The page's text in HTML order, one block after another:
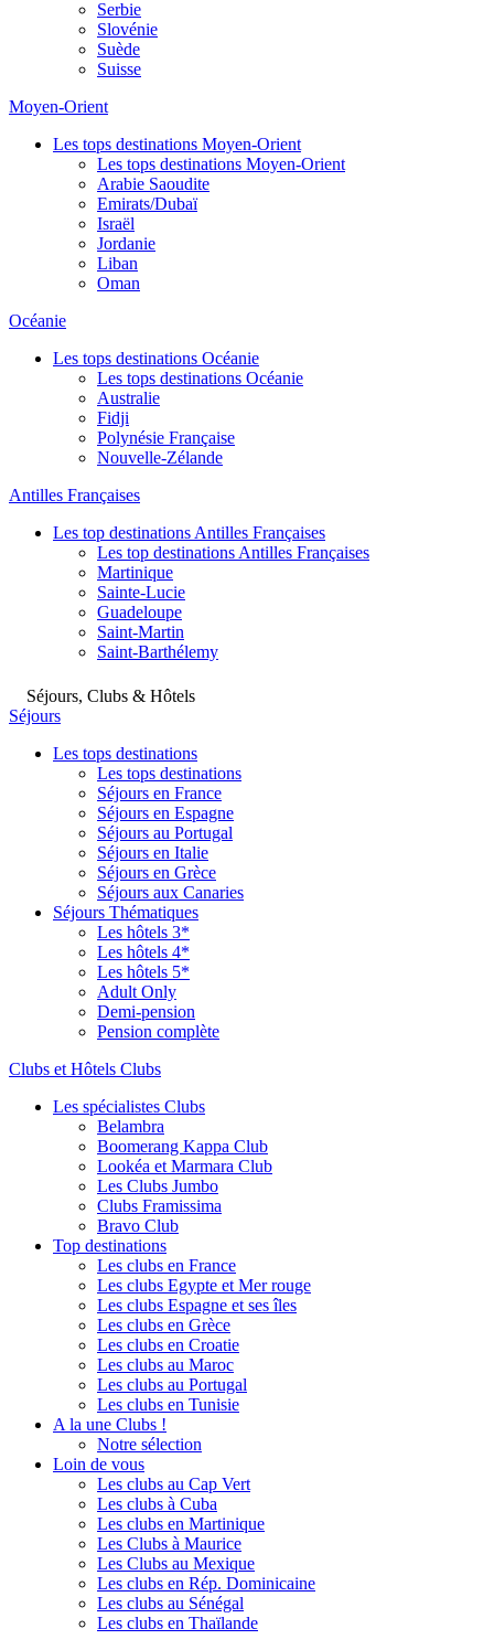
Serbie
Slovénie
Suède
Suisse
Moyen-Orient
Les tops destinations Moyen-Orient
Les tops destinations Moyen-Orient
Arabie Saoudite
Emirats/Dubaï
Israël
Jordanie
Liban
Oman
Océanie
Les tops destinations Océanie
Les tops destinations Océanie
Australie
Fidji
Polynésie Française
Nouvelle-Zélande
Antilles Françaises
Les top destinations Antilles Françaises
Les top destinations Antilles Françaises
Martinique
Sainte-Lucie
Guadeloupe
Saint-Martin
Saint-Barthélemy
Séjours, Clubs & Hôtels
Séjours
Les tops destinations
Les tops destinations
Séjours en France
Séjours en Espagne
Séjours au Portugal
Séjours en Italie
Séjours en Grèce
Séjours aux Canaries
Séjours Thématiques
Les hôtels 3*
Les hôtels 4*
Les hôtels 5*
Adult Only
Demi-pension
Pension complète
Clubs et Hôtels Clubs
Les spécialistes Clubs
Belambra
Boomerang Kappa Club
Lookéa et Marmara Club
Les Clubs Jumbo
Clubs Framissima
Bravo Club
Top destinations
Les clubs en France
Les clubs Egypte et Mer rouge
Les clubs Espagne et ses îles
Les clubs en Grèce
Les clubs en Croatie
Les clubs au Maroc
Les clubs au Portugal
Les clubs en Tunisie
A la une Clubs !
Notre sélection
Loin de vous
Les clubs au Cap Vert
Les clubs à Cuba
Les clubs en Martinique
Les Clubs à Maurice
Les Clubs au Mexique
Les clubs en Rép. Dominicaine
Les clubs au Sénégal
Les clubs en Thaïlande